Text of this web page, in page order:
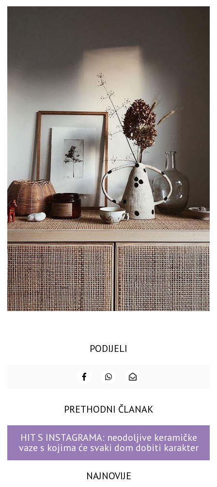
PODIJELI
PRETHODNI ČLANAK
HIT S INSTAGRAMA: neodoljive keramičke
vaze s kojima će svaki dom dobiti karakter
NAJNOVIJE